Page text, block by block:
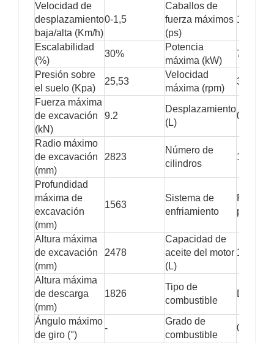
Velocidad de
desplazamiento
baja/alta (Km/h)
0-1,5
Caballos de
fuerza máximos
(ps)
10.4
Escalabilidad
(%)
30%
Potencia
máxima (kW)
7.5
Presión sobre
el suelo (Kpa)
25,53
Velocidad
máxima (rpm)
3000
Fuerza máxima
de excavación
(kN)
9.2
Desplazamiento
(L)
0,499
Radio máximo
de excavación
(mm)
2823
Número de
cilindros
1
Profundidad
máxima de
excavación
(mm)
1563
Sistema de
enfriamiento
por aire
Altura máxima
de excavación
(mm)
2478
Capacidad de
aceite del motor
(L)
1.325
Altura máxima
de descarga
(mm)
1826
Tipo de
combustible
Diesel
Ángulo máximo
de giro (°)
-
Grado de
combustible
0/-10